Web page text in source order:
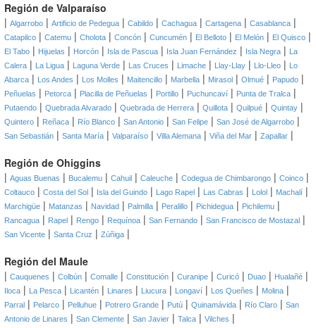
Región de Valparaíso
| Algarrobo | Artificio de Pedegua | Cabildo | Cachagua | Cartagena | Casablanca |
Catapilco | Catemu | Cholota | Concón | Cuncumén | El Belloto | El Melón | El Quisco |
El Tabo | Hijuelas | Horcón | Isla de Pascua | Isla Juan Fernández | Isla Negra |
La
Calera | La Ligua | Laguna Verde | Las Cruces | Limache | Llay-Llay | Llo-Lleo |
Lo
Abarca | Los Andes | Los Molles | Maitencillo | Marbella | Mirasol | Olmué | Papudo |
Peñuelas | Petorca | Placilla de Peñuelas | Portillo | Puchuncaví | Punta de Tralca |
Putaendo | Quebrada Alvarado | Quebrada de Herrera | Quillota | Quilpué | Quintay |
Quintero | Reñaca | Río Blanco | San Antonio | San Felipe | San José de Algarrobo |
San Sebastián | Santa María | Valparaíso | Villa Alemana | Viña del Mar | Zapallar |
Región de Ohiggins
| Aguas Buenas | Bucalemu | Cahuil | Caleuche | Codegua de Chimbarongo | Coinco |
Coltauco | Costa del Sol | Isla del Guindo | Lago Rapel | Las Cabras | Lolol | Machalí |
Marchigüe | Matanzas | Navidad | Palmilla | Peralillo | Pichidegua | Pichilemu |
Rancagua | Rapel | Rengo | Requínoa | San Fernando | San Francisco de Mostazal |
San Vicente | Santa Cruz | Zúñiga |
Región del Maule
| Cauquenes | Colbún | Comalle | Constitución | Curanipe | Curicó | Duao | Hualañé |
Iloca | La Pesca | Licantén | Linares | Liucura | Longaví | Los Queñes | Molina |
Parral | Pelarco | Pelluhue | Potrero Grande | Putú | Quinamávida | Río Claro | San
Antonio de Linares | San Clemente | San Javier | Talca | Vilches |